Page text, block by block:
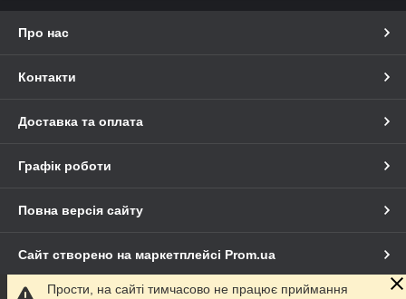
Про нас
Контакти
Доставка та оплата
Графік роботи
Повна версія сайту
Сайт створено на маркетплейсі Prom.ua
Прости, на сайті тимчасово не працює приймання